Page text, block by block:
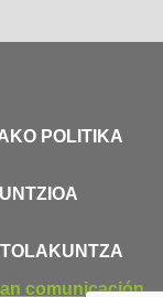
POLITIKA
comunicación